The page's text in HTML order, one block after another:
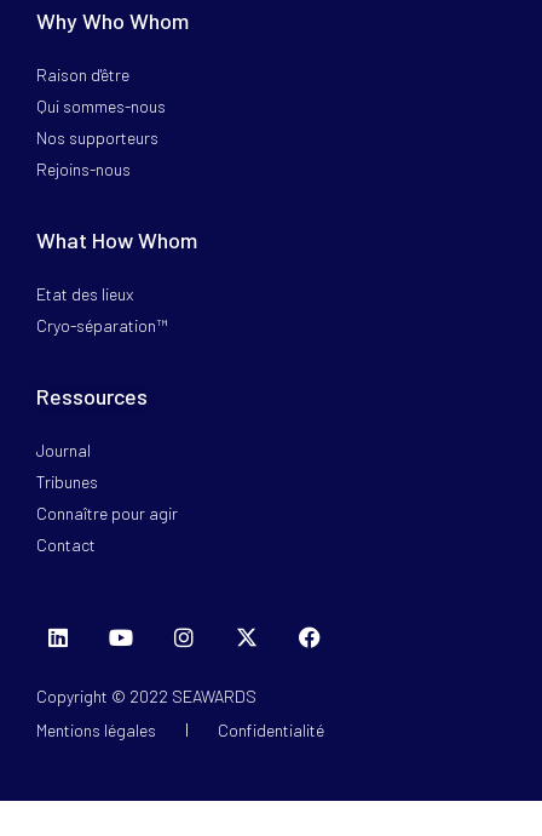
Why Who Whom
Raison d'être
Qui sommes-nous
Nos supporteurs
Rejoins-nous
What How Whom
Etat des lieux
Cryo-séparation™
Ressources
Journal
Tribunes
Connaître pour agir
Contact
Copyright © 2022 SEAWARDS
Mentions légales
Confidentialité